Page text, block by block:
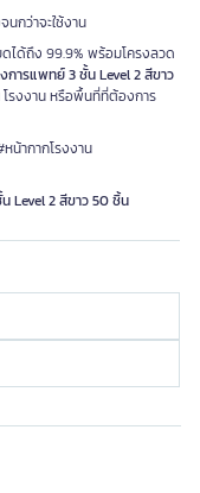
นกว่าจะใช้งาน
ได้ถึง 99.9% พร้อมโครงลวด
การแพทย์ 3 ชั้น Level 2 สีขาว
โรงงาน หรือพื้นที่ที่ต้องการ
น้ากากโรงงาน
Level 2 สีขาว 50 ชิ้น